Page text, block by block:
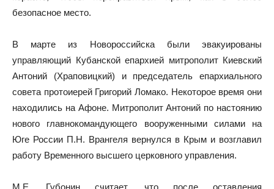
безопасное место.
В марте из Новороссийска были эвакуированы
управляющий Кубанской епархией митрополит Киевский
Антоний (Храповицкий) и председатель епархиального
совета протоиерей Григорий Ломако. Некоторое время они
находились на Афоне. Митрополит Антоний по настоянию
нового главнокомандующего вооруженными силами на
Юге России П.Н. Врангеля вернулся в Крым и возглавил
работу Временного высшего церковного управления.
М.Е. Губонин считает, что после оставления